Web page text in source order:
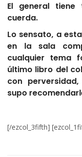
El general
cuerda.
Lo sensato, a
en la sala
cualquier tema
último libro del
con
supo
[/ezcol_3fifth]